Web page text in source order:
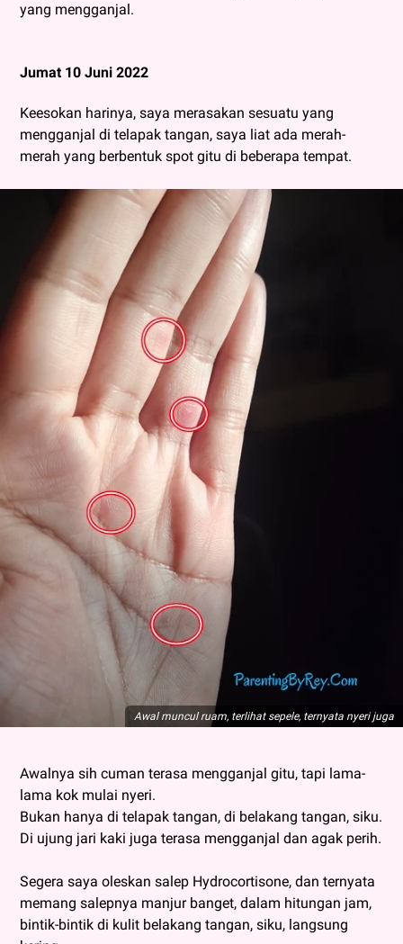
yang mengganjal.
Jumat 10 Juni 2022
Keesokan harinya, saya merasakan sesuatu yang
mengganjal di telapak tangan, saya liat ada merah-
merah yang berbentuk spot gitu di beberapa tempat.
Awal muncul ruam, terlihat sepele, ternyata nyeri juga
Awalnya sih cuman terasa mengganjal gitu, tapi lama-
lama kok mulai nyeri.
Bukan hanya di telapak tangan, di belakang tangan, siku.
Di ujung jari kaki juga terasa mengganjal dan agak perih.
Segera saya oleskan salep Hydrocortisone, dan ternyata
memang salepnya manjur banget, dalam hitungan jam,
bintik-bintik di kulit belakang tangan, siku, langsung